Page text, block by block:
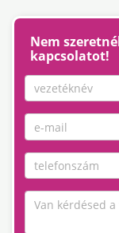
Nem
kapcsolatot!